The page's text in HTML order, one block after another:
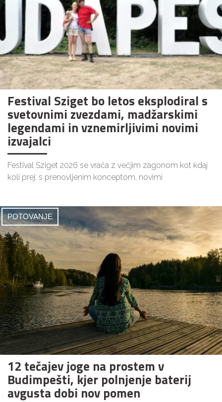
Festival Sziget bo letos eksplodiral s
svetovnimi zvezdami, madžarskimi
legendami in vznemirljivimi novimi
izvajalci
Festival Sziget 2026 se vrača z večjim zagonom kot kdaj
koli prej: s prenovljenim konceptom, novimi
POTOVANJE
12 tečajev joge na prostem v
Budimpešti, kjer polnjenje baterij
avgusta dobi nov pomen